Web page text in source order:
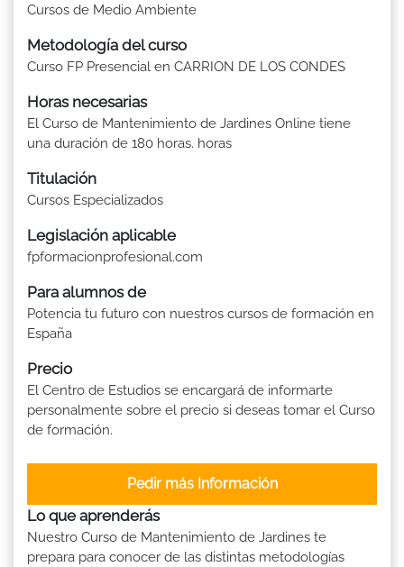
Cursos de Medio Ambiente
Metodología del curso
Curso FP Presencial en CARRION DE LOS CONDES
Horas necesarias
El Curso de Mantenimiento de Jardines Online tiene
una duración de 180 horas. horas
Titulación
Cursos Especializados
Legislación aplicable
fpformacionprofesional.com
Para alumnos de
Potencia tu futuro con nuestros cursos de formación en
España
Precio
El Centro de Estudios se encargará de informarte
personalmente sobre el precio si deseas tomar el Curso
de formación.
Pedir más Información
Lo que aprenderás
Nuestro Curso de Mantenimiento de Jardines te
prepara para conocer de las distintas metodologías